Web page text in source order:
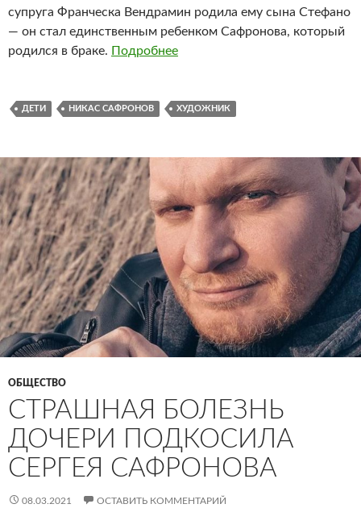
супруга Франческа Вендрамин родила ему сына Стефано
— он стал единственным ребенком Сафронова, который
родился в браке. Подробнее
ДЕТИ НИКАС САФРОНОВ ХУДОЖНИК
ОБЩЕСТВО
СТРАШНАЯ БОЛЕЗНЬ
ДОЧЕРИ ПОДКОСИЛА
СЕРГЕЯ САФРОНОВА
08.03.2021 ОСТАВИТЬ КОММЕНТАРИЙ